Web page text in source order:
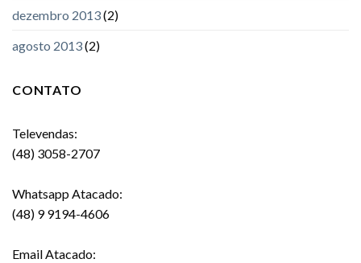
dezembro 2013(2)
agosto 2013(2)
CONTATO
Televendas:
(48) 3058-2707
Whatsapp Atacado:
(48) 9 9194-4606
Email Atacado: